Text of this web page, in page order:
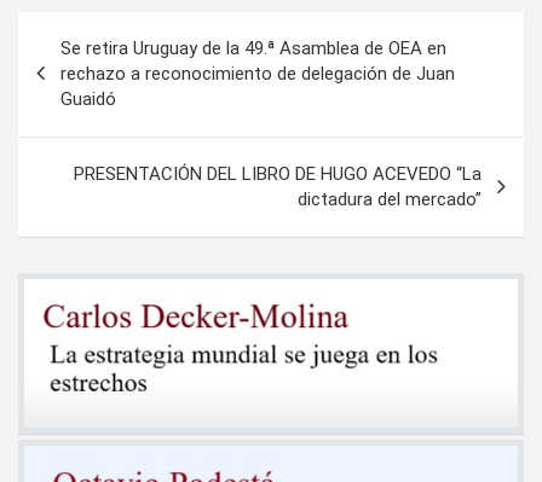
de
entradas
Se retira Uruguay de la 49.ª Asamblea de OEA en
rechazo a reconocimiento de delegación de Juan
Guaidó
PRESENTACIÓN DEL LIBRO DE HUGO ACEVEDO “La
dictadura del mercado”